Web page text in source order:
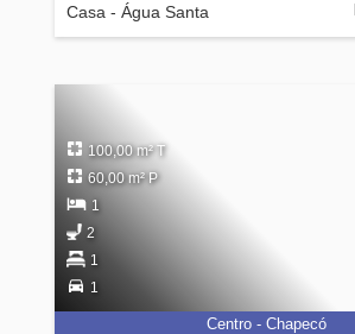
Casa - Água Santa
100,00 m² T
60,00 m² P
1
2
1
1
Centro - Chapecó